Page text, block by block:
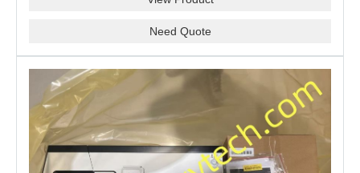
Need Quote